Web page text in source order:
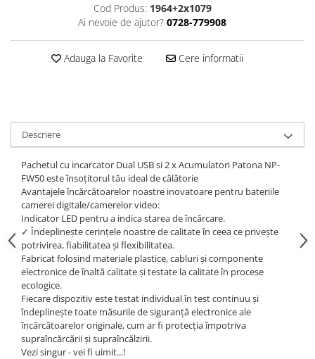
Produse de bucatarie kjøk
Accesorii kjøk
Cutite kjøk
Bec LED
E14
E27
Blițuri și lumini foto/video
Cablu date
tableta
Telefoane mobile
Casti
Telefoane mobile
Custi aparate foto-video
Incarcatoare auto
Telefoane mobile
Cod Produs: 1964+2x1079
Ai nevoie de ajutor? 0728-779908
Adauga la Favorite Cere informatii
Descriere
Pachetul cu incarcator Dual USB si 2 x Acumulatori Patona NP-
FW50 este însoțitorul tău ideal de călătorie
Avantajele încărcătoarelor noastre inovatoare pentru bateriile
camerei digitale/camerelor video:
Indicator LED pentru a indica starea de încărcare.
✓ Îndeplinește cerințele noastre de calitate în ceea ce privește
potrivirea, fiabilitatea și flexibilitatea.
Fabricat folosind materiale plastice, cabluri și componente
electronice de înaltă calitate și testate la calitate în procese
ecologice.
Fiecare dispozitiv este testat individual în test continuu și
îndeplinește toate măsurile de siguranță electronice ale
încărcătoarelor originale, cum ar fi protecția împotriva
supraîncărcării și supraîncălzirii.
Vezi singur - vei fi uimit...!